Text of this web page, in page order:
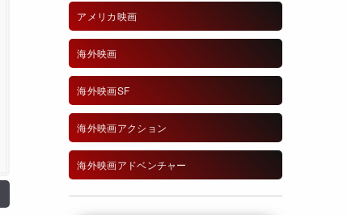
アメリカ映画
海外映画
海外映画SF
海外映画アクション
海外映画アドベンチャー